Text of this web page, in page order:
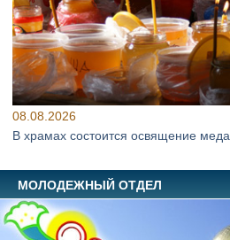
08.08.2026
В храмах состоится освящение меда
МОЛОДЕЖНЫЙ ОТДЕЛ